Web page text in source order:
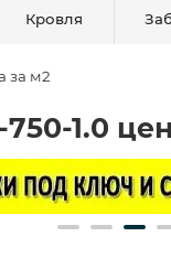
Кровля
за м2
1.0